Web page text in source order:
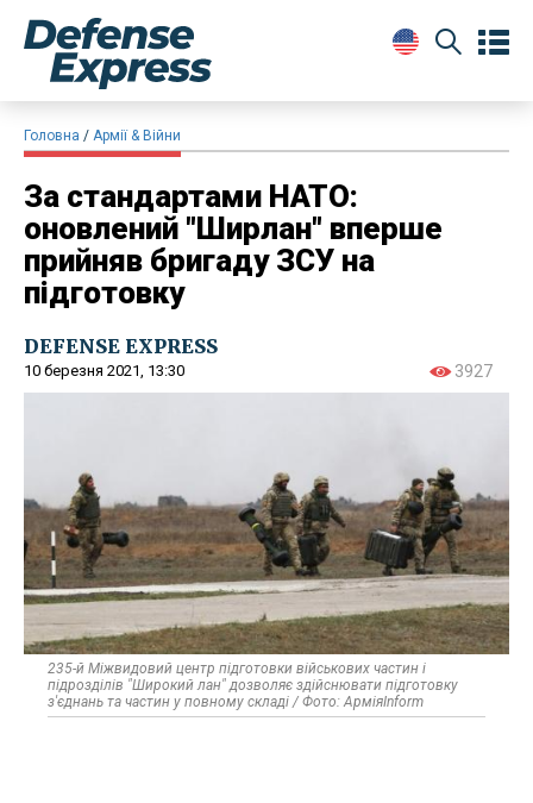
Головна Армії & Війни
За стандартами НАТО:
оновлений "Ширлан" вперше
прийняв бригаду ЗСУ на
підготовку
DEFENSE EXPRESS
10 березня 2021, 13:30 3927
235-й Міжвидовий центр підготовки військових частин і
підрозділів "Широкий лан" дозволяє здійснювати підготовку
з'єднань та частин у повному складі / Фото: АрміяInform